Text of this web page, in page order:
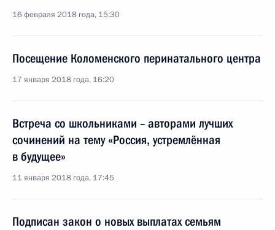
16 февраля 2018 года, 15:30
Посещение Коломенского перинатального центра
17 января 2018 года, 16:20
Встреча со школьниками – авторами лучших
сочинений на тему «Россия, устремлённая
в будущее»
11 января 2018 года, 17:45
Подписан закон о новых выплатах семьям